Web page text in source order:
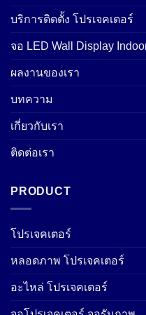
บริการติดตั้ง โปรเจคเตอร์
จอ LED Wall Display
ผลงานของเรา
บทความ
เกี่ยวกับเรา
ติดต่อเรา
PRODUCT
โปรเจคเตอร์
หลอดภาพ โปรเจคเตอร์
อะไหล่ โปรเจคเตอร์